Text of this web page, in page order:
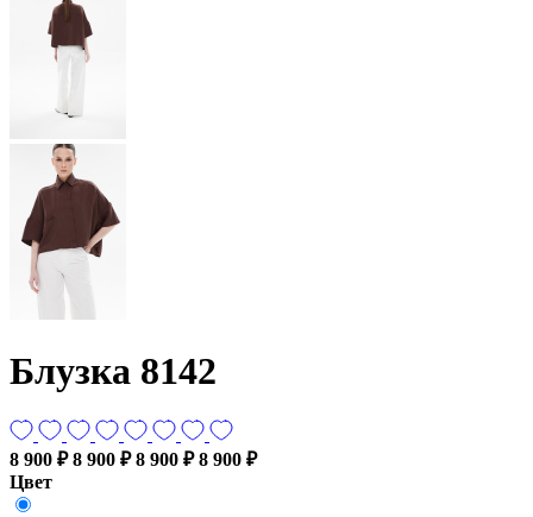
Блузка 8142
8 900 ₽ 8 900 ₽ 8 900 ₽ 8 900 ₽
Цвет